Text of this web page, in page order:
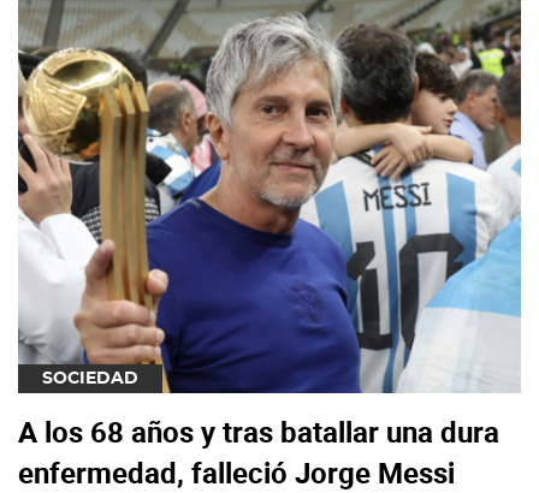
SOCIEDAD
A los 68 años y tras batallar una dura
enfermedad, falleció Jorge Messi